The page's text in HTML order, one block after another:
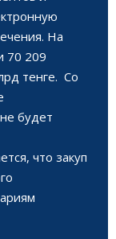
На
70 209
тенге. Со
будет
что закуп